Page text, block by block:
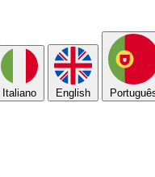
Italiano English